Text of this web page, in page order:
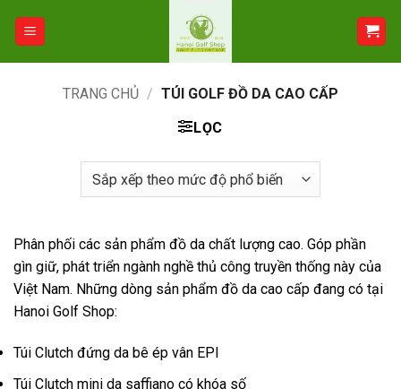
TRANG CHỦ / TÚI GOLF ĐỒ DA CAO CẤP
LỌC
Phân phối các sản phẩm đồ da chất lượng cao. Góp phần
gìn giữ, phát triển ngành nghề thủ công truyền thống này của
Việt Nam. Những dòng sản phẩm đồ da cao cấp đang có tại
Hanoi Golf Shop:
Túi Clutch đứng da bê ép vân EPI
Túi Clutch mini da saffiano có khóa số